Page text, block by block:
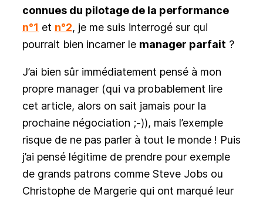
connues du pilotage de la performance
n°1 et n°2, je me suis interrogé sur qui
pourrait bien incarner le manager parfait ?
J’ai bien sûr immédiatement pensé à mon
propre manager (qui va probablement lire
cet article, alors on sait jamais pour la
prochaine négociation ;-)), mais l’exemple
risque de ne pas parler à tout le monde ! Puis
j’ai pensé légitime de prendre pour exemple
de grands patrons comme Steve Jobs ou
Christophe de Margerie qui ont marqué leur